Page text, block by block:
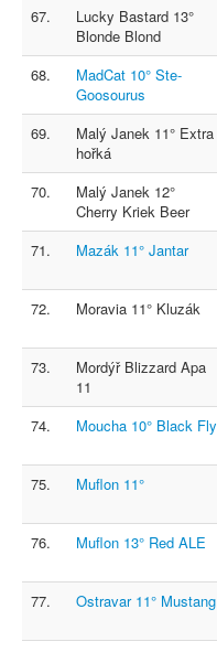
67.
Lucky Bastard 13°
Blonde Blond
68.
MadCat 10° Ste-
Goosourus
69.
Malý Janek 11° Extra
hořká
70.
Malý Janek 12°
Cherry Kriek Beer
71.
Mazák 11° Jantar
72.
Moravia 11° Kluzák
73.
Mordýř Blizzard Apa
11
74.
Moucha 10° Black Fly
75.
Muflon 11°
76.
Muflon 13° Red ALE
77.
Ostravar 11° Mustang